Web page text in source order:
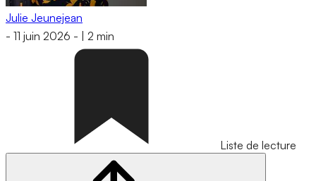
Julie Jeunejean
- 11 juin 2026 - 2 min
Liste de lecture